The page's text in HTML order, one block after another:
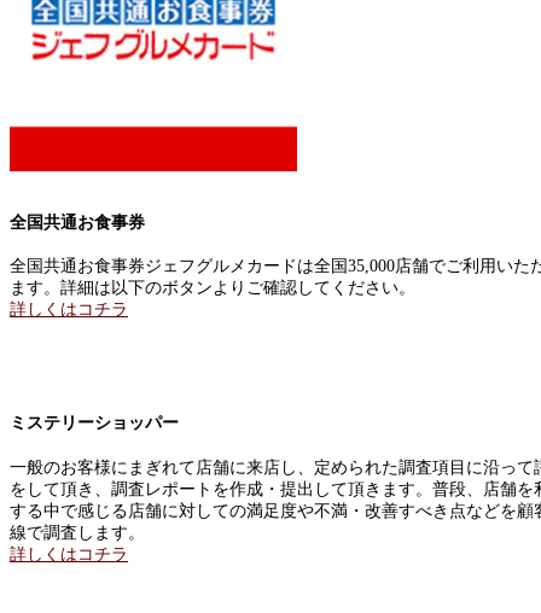
全国共通お食事券
全国共通お食事券ジェフグルメカードは全国35,000店舗でご利用いた
ます。詳細は以下のボタンよりご確認してください。
詳しくはコチラ
ミステリーショッパー
一般のお客様にまぎれて店舗に来店し、定められた調査項目に沿って
をして頂き、調査レポートを作成・提出して頂きます。普段、店舗を
する中で感じる店舗に対しての満足度や不満・改善すべき点などを顧
線で調査します。
詳しくはコチラ